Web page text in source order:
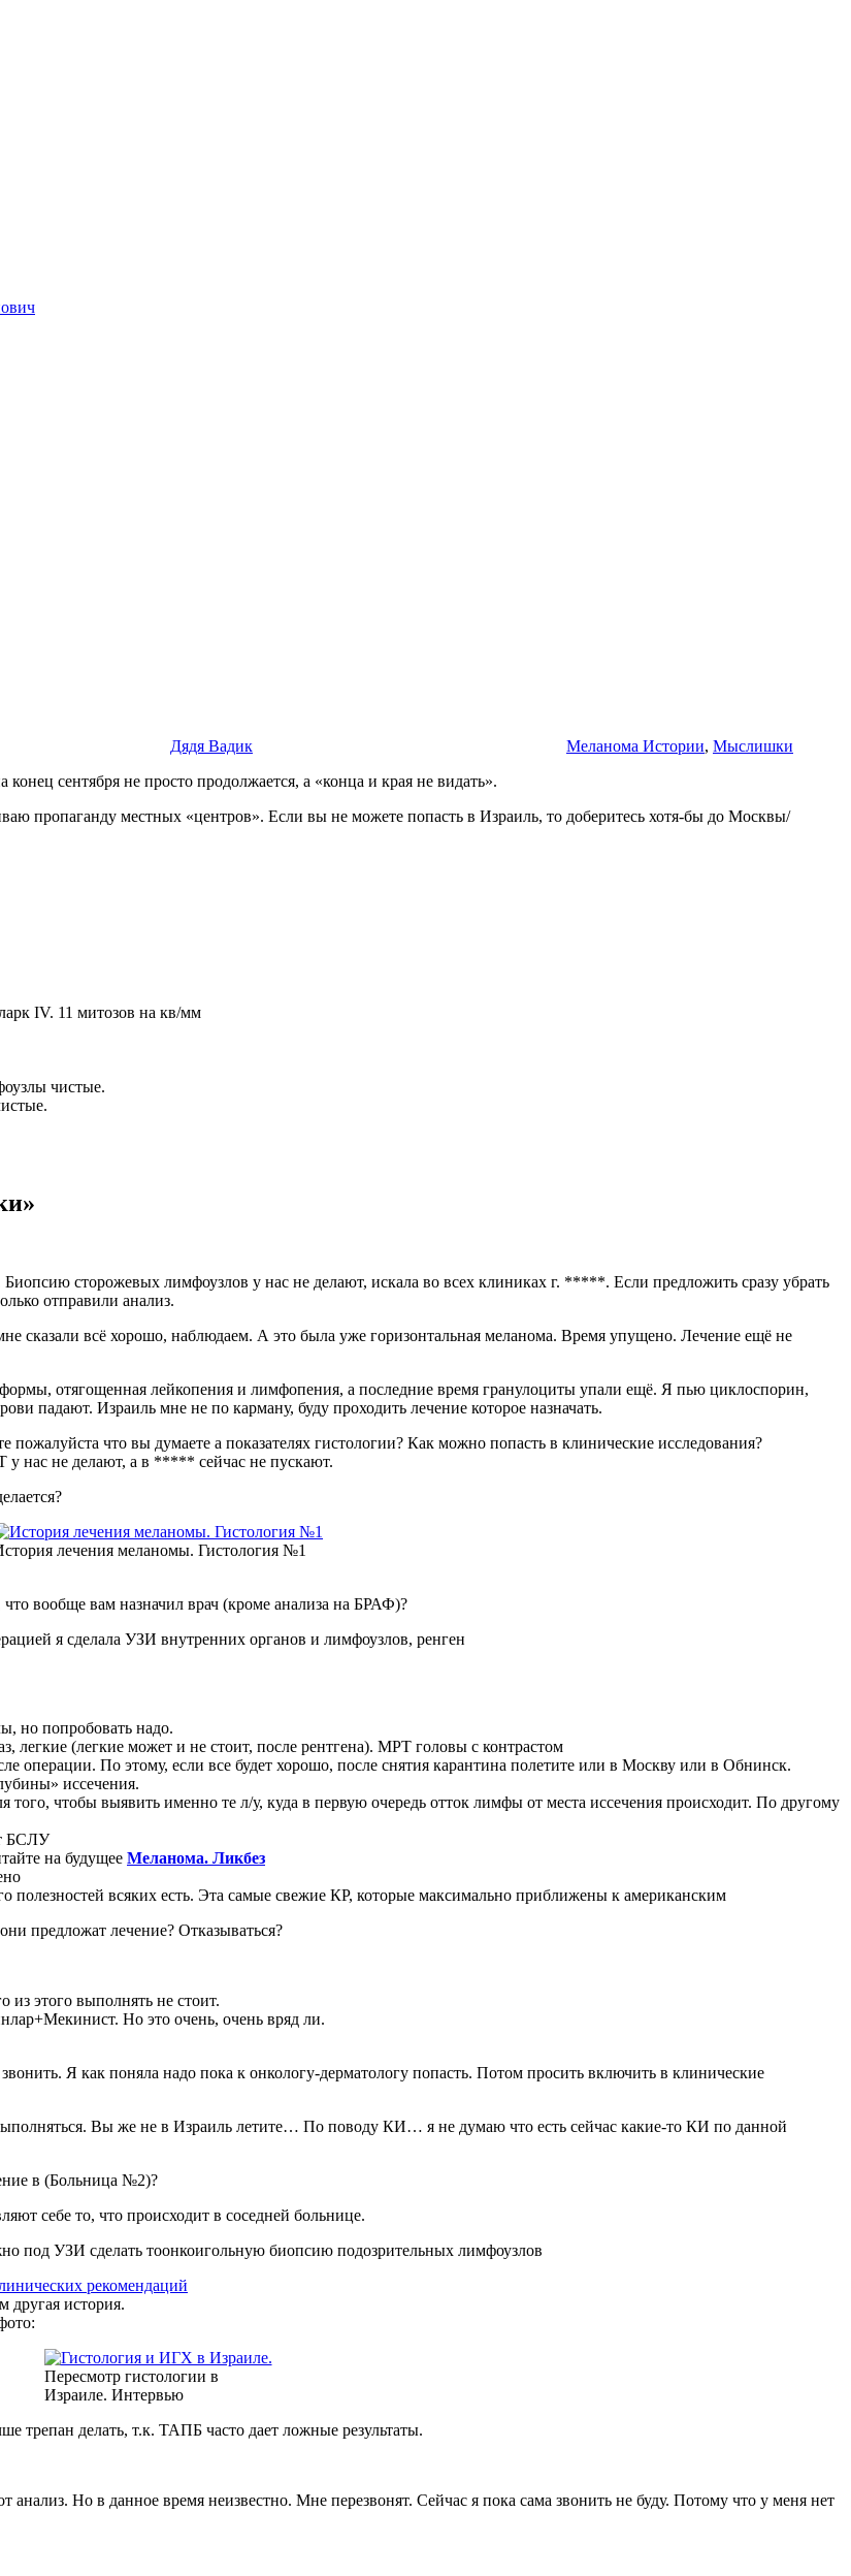
Дядя Вадик Меланома Истории, Мыслишки
сентября не просто продолжается, а «конца и края не видать».
пропаганду местных «центров». Если вы не можете попасть в Израиль, то доберитесь хотя-бы до Москвы/
IV. 11 митозов на кв/мм
чистые.
сторожевых лимфоузлов у нас не делают, искала во всех клиниках г. *****. Если предложить сразу убрать
отправили анализ.
сказали всё хорошо, наблюдаем. А это была уже горизонтальная меланома. Время упущено. Лечение ещё не
отягощенная лейкопения и лимфопения, а последние время гранулоциты упали ещё. Я пью циклоспорин,
падают. Израиль мне не по карману, буду проходить лечение которое назначать.
что вы думаете а показателях гистологии? Как можно попасть в клинические исследования?
нас не делают, а в ***** сейчас не пускают.
лечения меланомы. Гистология №1
вообще вам назначил врач (кроме анализа на БРАФ)?
я сделала УЗИ внутренних органов и лимфоузлов, ренген
но попробовать надо.
легкие (легкие может и не стоит, после рентгена). МРТ головы с контрастом
операции. По этому, если все будет хорошо, после снятия карантина полетите или в Москву или в Обнинск.
иссечения.
чтобы выявить именно те л/у, куда в первую очередь отток лимфы от места иссечения происходит. По другому
БСЛУ
на будущее Меланома. Ликбез
полезностей всяких есть. Эта самые свежие КР, которые максимально приближены к американским
предложат лечение? Отказываться?
этого выполнять не стоит.
Но это очень, очень вряд ли.
Я как поняла надо пока к онкологу-дерматологу попасть. Потом просить включить в клинические
Вы же не в Израиль летите… По поводу КИ… я не думаю что есть сейчас какие-то КИ по данной
в (Больница №2)?
себе то, что происходит в соседней больнице.
под УЗИ сделать тоонкоигольную биопсию подозрительных лимфоузлов
рекомендаций
другая история.
Пересмотр гистологии в
Израиле. Интервью
трепан делать, т.к. ТАПБ часто дает ложные результаты.
Но в данное время неизвестно. Мне перезвонят. Сейчас я пока сама звонить не буду. Потому что у меня нет